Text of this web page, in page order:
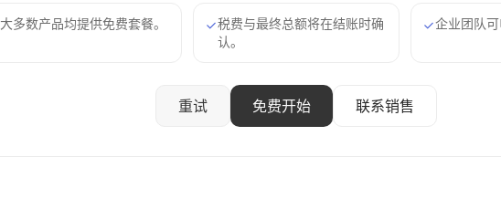
大多数产品均提供免费套餐。
税费与最终总额将在结账时确
认。
企业团队可
重试 免费开始 联系销售